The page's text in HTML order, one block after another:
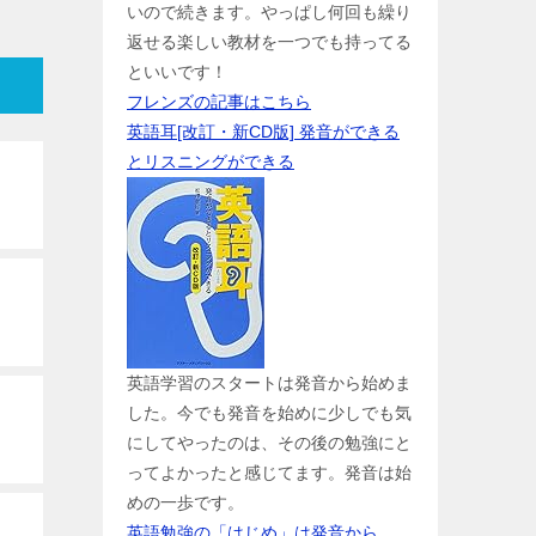
いので続きます。やっぱし何回も繰り
返せる楽しい教材を一つでも持ってる
といいです！
フレンズの記事はこちら
英語耳[改訂・新CD版] 発音ができる
とリスニングができる
英語学習のスタートは発音から始めま
した。今でも発音を始めに少しでも気
にしてやったのは、その後の勉強にと
ってよかったと感じてます。発音は始
めの一歩です。
英語勉強の「はじめ」は発音から